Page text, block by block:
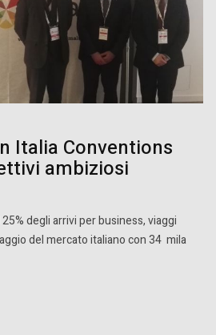
Italia Conventions
ambiziosi
degli arrivi per business, viaggi
del mercato italiano con 34 mila